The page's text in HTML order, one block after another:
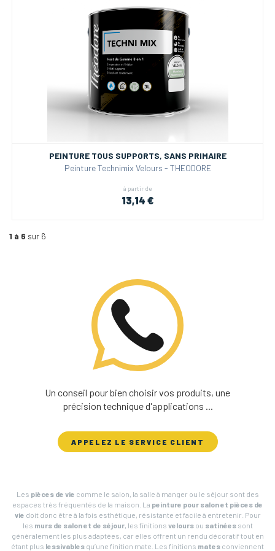
PEINTURE TOUS SUPPORTS, SANS PRIMAIRE
Peinture Technimix Velours - THEODORE
à partir de
13,14 €
1 à 6 sur 6
Un conseil pour bien choisir vos produits, une
précision technique d'applications ...
APPELEZ LE SERVICE CLIENT
Les pièces de vie comme le salon, la salle à manger ou le séjour sont des
espaces très fréquentés de la maison. La peinture pour salon et pièces de
vie doit donc être à la fois esthétique, résistante et facile à entretenir. Pour
les murs de salon et de séjour, les finitions veloursou satinéessont
généralement les plus adaptées, car elles offrent un rendu décoratif tout en
étant plus lessivables qu’une finition mate. Les finitions mates conviennent